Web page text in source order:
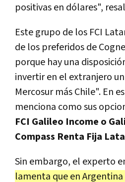
positivas en dólares",
Este grupo de los FCI
de los preferidos de
porque hay una
invertir en el extranjero
Mercosur más Chile". En
menciona como sus
FCI Galileo Income o
Compass Renta Fija
Sin embargo, el experto
lamenta que en